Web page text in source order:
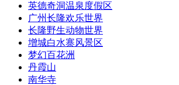
英德奇洞温泉度假区
广州长隆欢乐世界
长隆野生动物世界
增城白水寨风景区
梦幻百花洲
丹霞山
南华寺